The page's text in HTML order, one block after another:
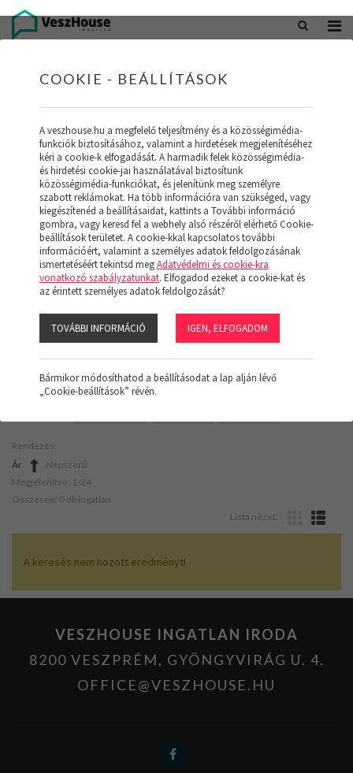
office@veszhouse.hu +36 20 402 5098
INGATLAN KÉSZLETÜNK
(19)
Szűrő megjelenítése
Rendezés:
Ár
Népszerű
Megjelenítve: 1-24
Összesen: 0 db ingatlan
Lista nézet:
A keresés nem hozott eredményt!
VESZHOUSE INGATLAN IRODA
8200 VESZPRÉM, GYÖNGYVIRÁG U. 4.
OFFICE@VESZHOUSE.HU
COOKIE - BEÁLLÍTÁSOK
A veszhouse.hu a megfelelő teljesítmény és a közösségimédia-
funkciók biztosításához, valamint a hirdetések megjelenítéséhez
kéri a cookie-k elfogadását. A harmadik felek közösségimédia-
és hirdetési cookie-jai használatával biztosítunk
közösségimédia-funkciókat, és jelenítünk meg személyre
szabott reklámokat. Ha több információra van szükséged, vagy
kiegészítenéd a beállításaidat, kattints a További információ
gombra, vagy keresd fel a webhely alsó részéről elérhető Cookie-
beállítások területet. A cookie-kkal kapcsolatos további
információért, valamint a személyes adatok feldolgozásának
ismertetéséért tekintsd megAdatvédelmi és cookie-kra
vonatkozó szabályzatunkat. Elfogadod ezeket a cookie-kat és
az érintett személyes adatok feldolgozását?
TOVÁBBI INFORMÁCIÓ IGEN, ELFOGADOM
Bármikor módosíthatod a beállításodat a lap alján lévő
„Cookie-beállítások” révén.